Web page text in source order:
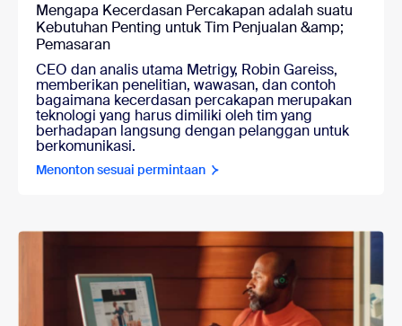
Mengapa Kecerdasan Percakapan adalah suatu
Kebutuhan Penting untuk Tim Penjualan &amp;
Pemasaran
CEO dan analis utama Metrigy, Robin Gareiss,
memberikan penelitian, wawasan, dan contoh
bagaimana kecerdasan percakapan merupakan
teknologi yang harus dimiliki oleh tim yang
berhadapan langsung dengan pelanggan untuk
berkomunikasi.
Menonton sesuai permintaan
Menonton sesuai permintaan